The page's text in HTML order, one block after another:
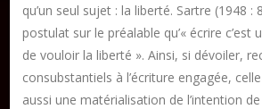
qu’un seul sujet : la liberté. Sartre (1948 :
postulat sur le préalable qu’« écrire c’est
de vouloir la liberté ». Ainsi, si dévoiler,
consubstantiels à l’écriture engagée,
aussi une matérialisation de l’intention